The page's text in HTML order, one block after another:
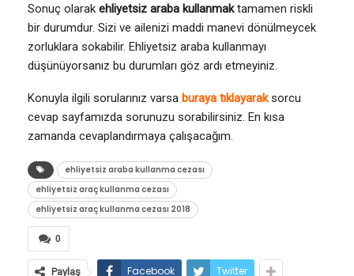
Sonuç olarak ehliyetsiz araba kullanmaktamamen riskli
bir durumdur. Sizi ve ailenizi maddi manevi dönülmeycek
zorluklara sokabilir. Ehliyetsiz araba kullanmayı
düşünüyorsanız bu durumları göz ardı etmeyiniz.
Konuyla ilgili sorularınız varsa buraya tıklayaraksorcu
cevap sayfamızda sorunuzu sorabilirsiniz. En kısa
zamanda cevaplandırmaya çalışacağım.
ehliyetsiz araba kullanma cezası
ehliyetsiz araç kullanma cezası
ehliyetsiz araç kullanma cezası 2018
0
Paylaş Facebook Twitter